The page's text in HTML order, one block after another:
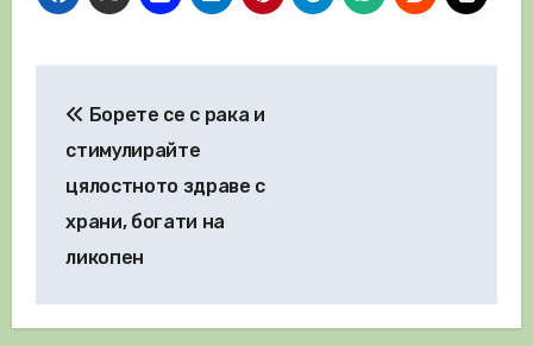
Борете се с рака и
стимулирайте
цялостното здраве с
храни, богати на
ликопен